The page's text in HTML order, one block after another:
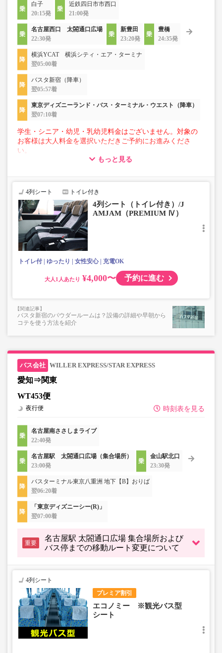
白子
20:15発
近鉄四日市市西口
21:00発
名古屋西口 太閤通口広場
22:30発
新豊田
23:20発
豊橋
24:35発
横浜YCAT 横浜シティ・エア・ターミナ
翌05:00着
バスタ新宿（降車）
翌05:57着
東京ディズニーランド・バス・ターミナル・ウエスト（降車）
翌07:10着
学生・シニア・幼児・乳幼児料金はございません。対象の
お客様は大人料金を選択いただきご予約にお進みくださ
い。
■トランクにてお預かりできる荷物
・3辺合計160cm以内、かつ10kg以下のものをおひとり様1
■お預かりできない荷物（貴重品以外は車内持ち込みも不
可）
楽器・自転車（折りたたみ含む）・ボード等の大きな荷
物、壊れ物、危険物、貴重品、ペット、
上記「トランクにてお預かりできる荷物」の条件を満たさ
もっと見る
4列シート トイレ付き
4列シート（トイレ付き）/J
AMJAM（PREMIUM Ⅳ）
トイレ付 ゆったり 女性安心 充電OK
大人 ¥4,000〜 予約に進む
バスタ新宿のパウダールームは？設備の詳細や早朝から
コテを使う方法を紹介
WILLER EXPRESS/STAR EXPRESS
愛知⇒関東
WT453便
時刻表を見る
夜行便
名古屋南ささしまライブ
22:40発
名古屋駅 太閤通口広場（集合場所）
23:00発
金山駅北口
23:30発
バスターミナル東京八重洲 地下【B】おりば
翌06:20着
「東京ディズニーシー(R)」
翌07:00着
重要
名古屋駅 太閤通口広場 集合場所および
バス停までの移動ルート変更について
プレミア割引
4列シート
エコノミー ※観光バス型
シート